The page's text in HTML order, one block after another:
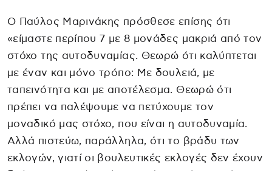
Ο Παύλος Μαρινάκης πρόσθεσε επίσης ότι
«είμαστε περίπου 7 με 8 μονάδες μακριά από τον
στόχο της αυτοδυναμίας. Θεωρώ ότι καλύπτεται
με έναν και μόνο τρόπο: Με δουλειά, με
ταπεινότητα και με αποτέλεσμα. Θεωρώ ότι
πρέπει να παλέψουμε να πετύχουμε τον
μοναδικό μας στόχο, που είναι η αυτοδυναμία.
Αλλά πιστεύω, παράλληλα, ότι το βράδυ των
εκλογών, γιατί οι βουλευτικές εκλογές δεν έχουν